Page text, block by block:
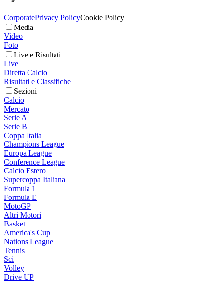
CorporatePrivacy PolicyCookie Policy
Media
Video
Foto
Live e Risultati
Live
Diretta Calcio
Risultati e Classifiche
Sezioni
Calcio
Mercato
Serie A
Serie B
Coppa Italia
Champions League
Europa League
Conference League
Calcio Estero
Supercoppa Italiana
Formula 1
Formula E
MotoGP
Altri Motori
Basket
America's Cup
Nations League
Tennis
Sci
Volley
Drive UP